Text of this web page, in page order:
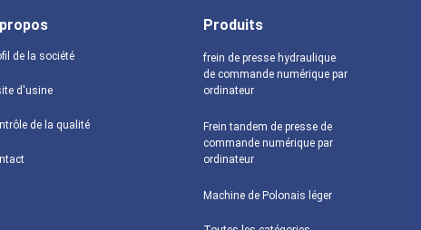
de la société
d'usine
de la qualité
Produits
frein de presse hydraulique
de commande numérique par
ordinateur
Frein tandem de presse de
commande numérique par
ordinateur
Machine de Polonais léger